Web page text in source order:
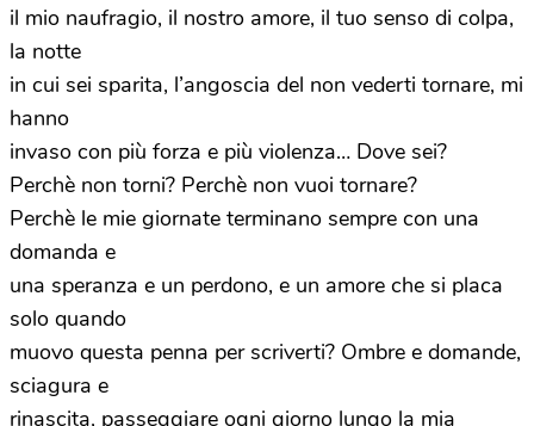
il mio naufragio, il nostro amore, il tuo senso di colpa,
la notte
in cui sei sparita, l’angoscia del non vederti tornare, mi
hanno
invaso con più forza e più violenza… Dove sei?
Perchè non torni? Perchè non vuoi tornare?
Perchè le mie giornate terminano sempre con una
domanda e
una speranza e un perdono, e un amore che si placa
solo quando
muovo questa penna per scriverti? Ombre e domande,
sciagura e
rinascita, passeggiare ogni giorno lungo la mia